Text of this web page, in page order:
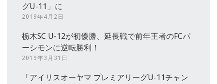
グU-11」に
2019年4月2日
栃木SC U-12が初優勝、延長戦で前年王者のFCパ
ーシモンに逆転勝利！
2019年3月31日
「アイリスオーヤマ プレミアリーグU-11チャン